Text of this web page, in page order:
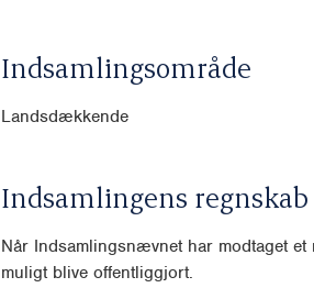
Indsamlingsområde
Landsdækkende
Indsamlingens regnskab
Når Indsamlingsnævnet har modtaget
muligt blive offentliggjort.